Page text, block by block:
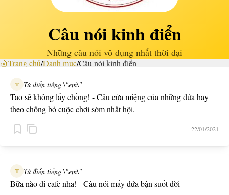
Câu nói kinh điển
Những câu nói vô dụng nhất thời đại
Trang chủ/Danh mục/Câu nói kinh điển
T Từ điển tiếng \"em\"
Tao sẽ không lấy chồng! - Câu cửa miệng của những đứa hay
theo chồng bỏ cuộc chơi sớm nhất hội.
22/01/2021
T Từ điển tiếng \"em\"
Bữa nào đi cafe nha! - Câu nói mấy đứa bận suốt đời